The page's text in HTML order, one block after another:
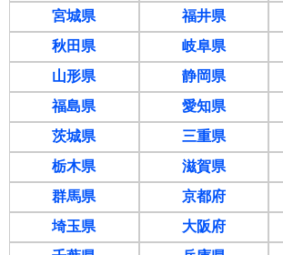
宮城県
秋田県
山形県
福島県
茨城県
栃木県
群馬県
埼玉県
福井県
岐阜県
静岡県
愛知県
三重県
滋賀県
京都府
大阪府